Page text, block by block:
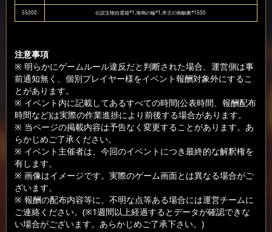
55000 伝説宝物自選箱*1,海鳴の輪*1,帝王の御触書*1500
注意事項
※ 明らかにゲームルール違反だと判断された場合、運営側は事
前通知無く、個別プレイヤー様をイベント報酬対象外にするこ
とがあります。
※ イベント内に記載してあるすべての時間(公表時間、報酬配布
時間など)は実際の作業進捗により前後する場合があります。
※ 当ページの掲載内容は予告なく変更することがあります。あ
らかじめご了承ください。
※ イベント主催者は、今回のイベントにつき最終的な解釈権を
有します。
※ 画像はイメージです。実際のゲーム画面とは異なる場合がご
ざいます。
※ 報酬の配布内容等に、不明な点等ある場合には運営チームに
ご連絡ください。(※1週間以上経過するとデータが確認できな
い場合がございます。あらかじめご了承下さい。)